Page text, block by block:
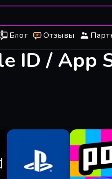
Блог Отзывы
ID / App